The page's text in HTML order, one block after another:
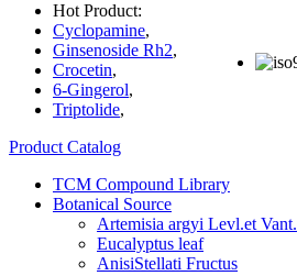
Hot Product:
Cyclopamine,
Ginsenoside Rh2,
Crocetin,
6-Gingerol,
Triptolide,
Product Catalog
TCM Compound Library
Botanical Source
Artemisia argyi Levl.et Vant.
Eucalyptus leaf
AnisiStellati Fructus